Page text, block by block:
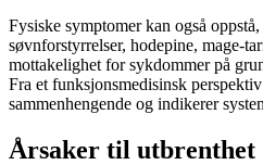
Fysiske symptomer kan også
søvnforstyrrelser, hodepine, mage-
mottakelighet for sykdommer på
Fra et funksjonsmedisinsk
sammenhengende og indikerer
Årsaker til utbrenthet